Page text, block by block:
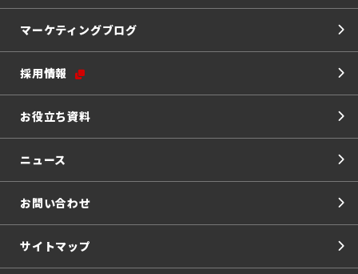
マーケティングブログ
採用情報
お役立ち資料
ニュース
お問い合わせ
サイトマップ